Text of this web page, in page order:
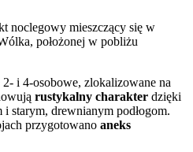
noclegowy mieszczący się w
położonej w pobliżu
i 4-osobowe, zlokalizowane na
rustykalny charakter dzięki
i starym, drewnianym podłogom.
przygotowano aneks